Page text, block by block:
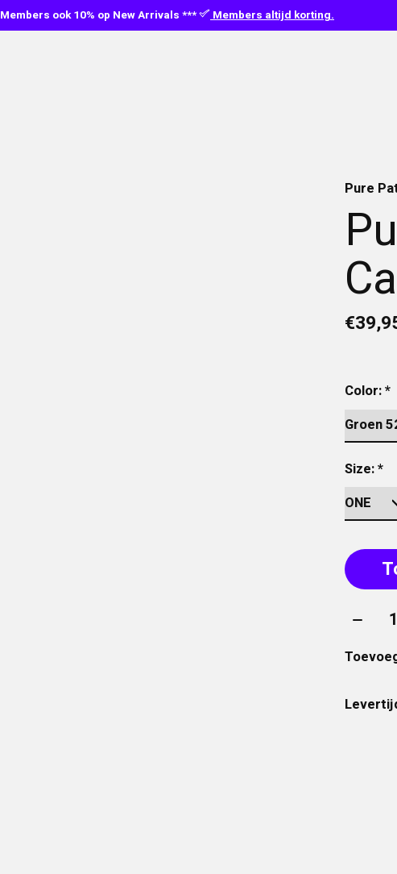
Members ook 10% op New Arrivals *** Members altijd korting.
Pure
Color:*
Size:*
Aantal: